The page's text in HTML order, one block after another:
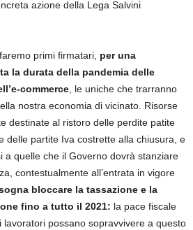
azione della Lega Salvini
primi firmatari, per una
la durata della pandemia delle
commerce, le uniche che trarranno
nostra economia di vicinato. Risorse
destinate al ristoro delle perdite patite
delle partite Iva costrette alla chiusura, e
a quelle che il Governo dovrà stanziare
contestualmente all’entrata in vigore
bloccare la tassazione e la
fino a tutto il 2021: la pace fiscale
lavoratori possano sopravvivere a questo